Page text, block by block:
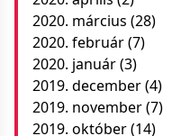
2020. március (28)
2020. február(7)
2020. január(3)
2019. december(4)
2019. november(7)
2019. október(14)